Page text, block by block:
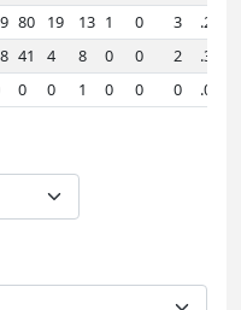
80 19 13 1 0 3 .287
41 4 8 0 0 2 .329
0 0 1 0 0 0 .000